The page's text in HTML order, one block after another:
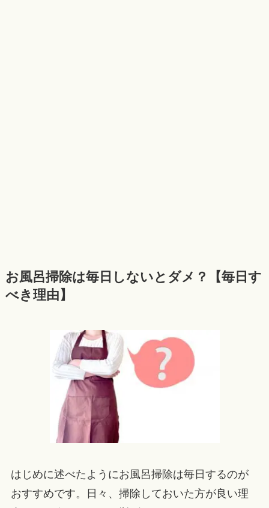
お風呂掃除は毎日しないとダメ？【毎日す
べき理由】
はじめに述べたようにお風呂掃除は毎日するのが
おすすめです。日々、掃除しておいた方が良い理